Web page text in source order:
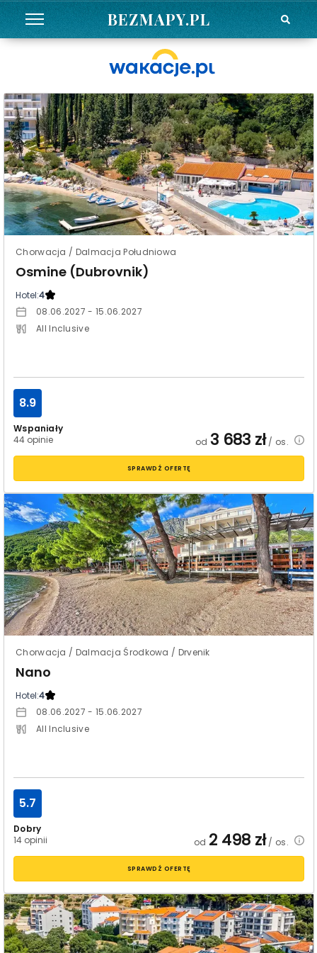
BEZMAPY.PL
Chorwacja / Dalmacja Południowa
Osmine (Dubrovnik)
Hotel:4
08.06.2027 - 15.06.2027
All Inclusive
Wspaniały
44 opinie
8.9
od 3 683 zł/ os.
SPRAWDŹ OFERTĘ
Chorwacja / Dalmacja Środkowa / Drvenik
Nano
Hotel:4
08.06.2027 - 15.06.2027
All Inclusive
Dobry
14 opinii
5.7
od 2 498 zł/ os.
SPRAWDŹ OFERTĘ